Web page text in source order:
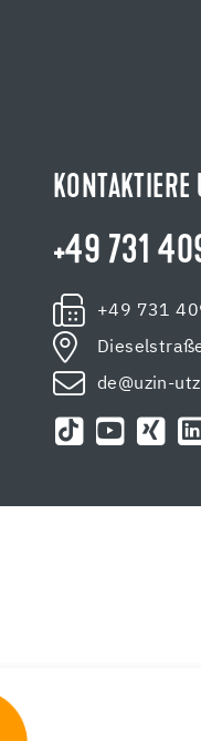
KONTAKTIERE
+49 731
+49 731
de@uzin-